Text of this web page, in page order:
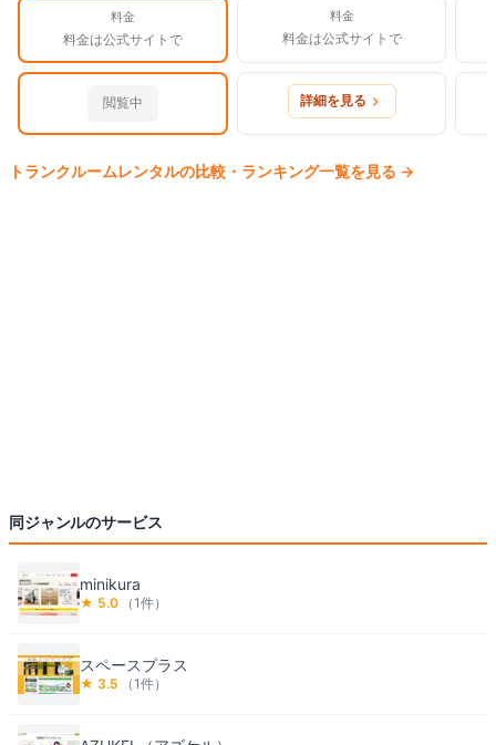
料金
料金は公式サイトで
料金
料金は公式サイトで
閲覧中 詳細を見る
トランクルームレンタルの比較・ランキング一覧を見る →
同ジャンルのサービス
minikura
★ 5.0 （1件）
スペースプラス
★ 3.5 （1件）